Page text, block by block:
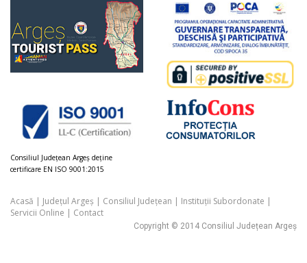
Consiliul Judeţean Argeș deţine
certificare EN ISO 9001:2015
Acasă | Județul Argeș | Consiliul Județean | Instituții Subordonate |
Servicii Online | Contact
Copyright © 2014 Consiliul Județean Argeș